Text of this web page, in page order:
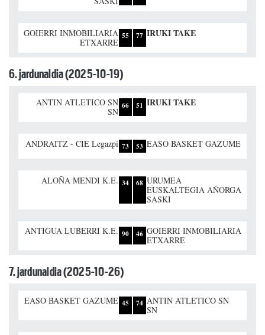
GOIERRI INMOBILIARIA
ETXARRE
55 77 IRUKI TAKE
6. jardunaldia (2025-10-19)
ANTIN ATLETICO SN
SN
66 51 IRUKI TAKE
ANDRAITZ - CIE Legazpi 73 53 EASO BASKET GAZUME
ALOÑA MENDI K.E. 34 68 URUMEA
EUSKALTEGIA AÑORGA
SASKI
ANTIGUA LUBERRI K.E. 90 46 GOIERRI INMOBILIARIA
ETXARRE
7. jardunaldia (2025-10-26)
EASO BASKET GAZUME 45 74 ANTIN ATLETICO SN
SN